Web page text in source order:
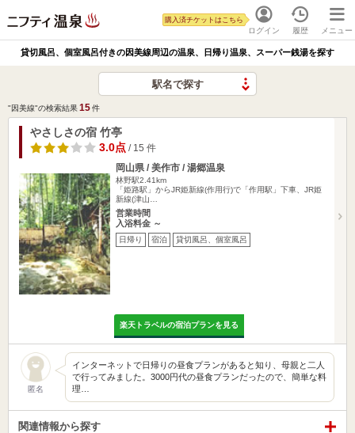
ログイン
購入済チケットはこちら
履歴 メニュー
貸切風呂、個室風呂付きの因美線周辺の温泉、日帰り温泉、スーパー銭湯を探す
駅名で探す
"因美線"の検索結果15件
やさしさの宿 竹亭
3.0点 / 15 件
岡山県 / 美作市 / 湯郷温泉
林野駅2.41km
「姫路駅」からJR姫新線(作用行)で「作用駅」下車、JR姫
新線(津山…
営業時間
入浴料金 ～
日帰り 宿泊 貸切風呂、個室風呂
楽天トラベルの宿泊プランを見る
匿名
インターネットで日帰りの昼食プランがあると知り、母親と二人
で行ってみました。3000円代の昼食プランだったので、簡単な料
理…
関連情報から探す